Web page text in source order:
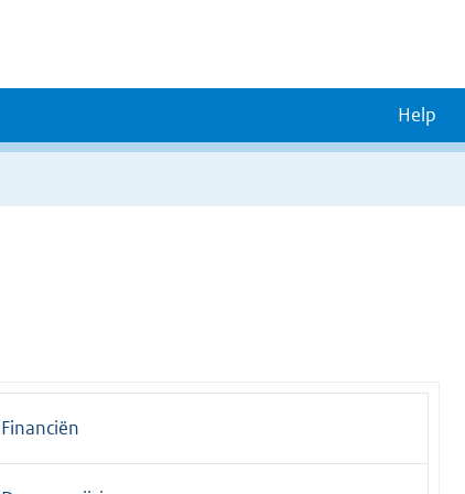
Help
Financiën